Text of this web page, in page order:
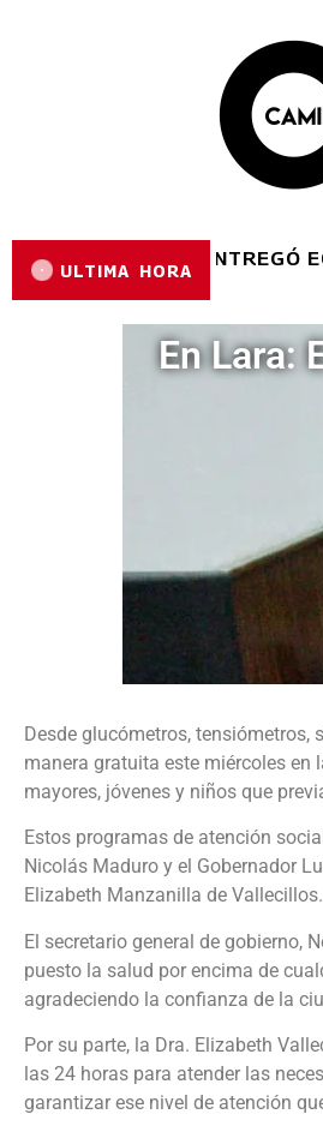
ULTIMA HORA
REYES ENTREGÓ EQUIPOS
En Lara:
Desde glucómetros, tensiómetros,
manera gratuita este miércoles en
mayores, jóvenes y niños que
Estos programas de atención
Nicolás Maduro y el Gobernador
Elizabeth Manzanilla de Vallecillos.
El secretario general de gobierno,
puesto la salud por encima de
agradeciendo la confianza de la
Por su parte, la Dra. Elizabeth
las 24 horas para atender las
garantizar ese nivel de atención